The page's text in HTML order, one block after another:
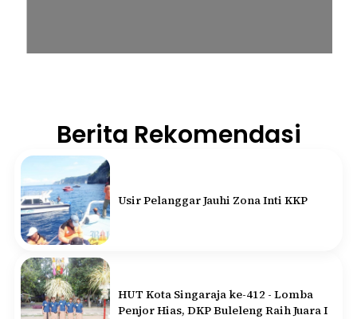
Berita Rekomendasi
Usir Pelanggar Jauhi Zona Inti KKP
HUT Kota Singaraja ke-412 - Lomba
Penjor Hias, DKP Buleleng Raih Juara I